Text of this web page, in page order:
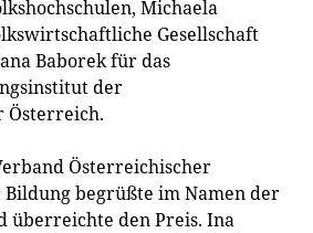
Michaela
Gesellschaft
Baborek für das
der
Österreich.
Österreichischer
begrüßte im Namen der
überreichte den Preis. Ina